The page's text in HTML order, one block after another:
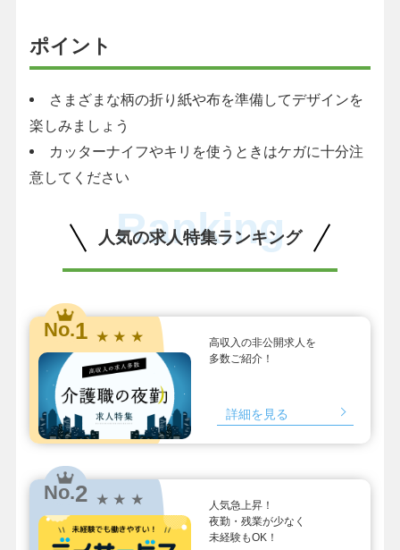
ポイント
さまざまな柄の折り紙や布を準備してデザインを
楽しみましょう
カッターナイフやキリを使うときはケガに十分注
意してください
人気の求人特集ランキング
Ranking
No.1 ★ ★ ★
高収入の非公開求人を
多数ご紹介！
詳細を見る
No.2 ★ ★ ★
人気急上昇！
夜勤・残業が少なく
未経験もOK！